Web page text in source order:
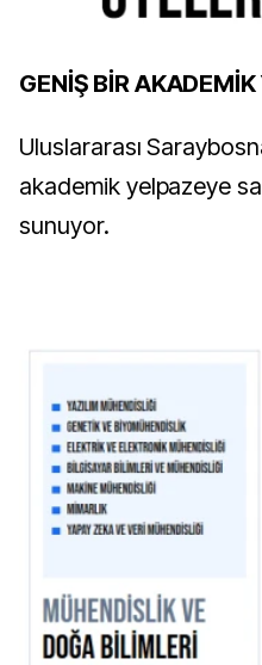
GENİŞ BİR
Uluslararası
akademik yelpazeye
sunuyor.